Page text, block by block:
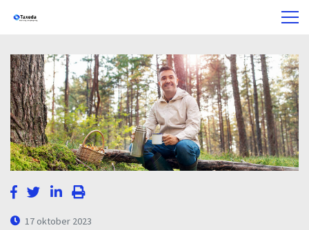
17 oktober 2023